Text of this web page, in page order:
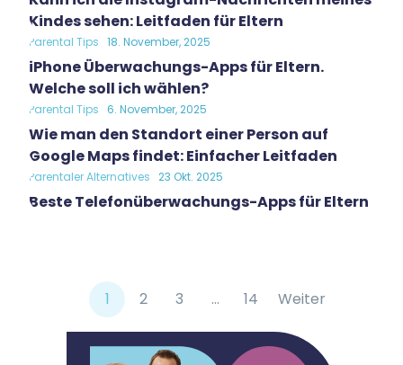
Kindes sehen: Leitfaden für Eltern
Parental Tips 18. November, 2025
iPhone Überwachungs-Apps für Eltern.
Welche soll ich wählen?
Parental Tips 6. November, 2025
Wie man den Standort einer Person auf
Google Maps findet: Einfacher Leitfaden
Parentaler Alternatives 23 Okt. 2025
Beste Telefonüberwachungs-Apps für Eltern
1 2 3 ... 14 Weiter